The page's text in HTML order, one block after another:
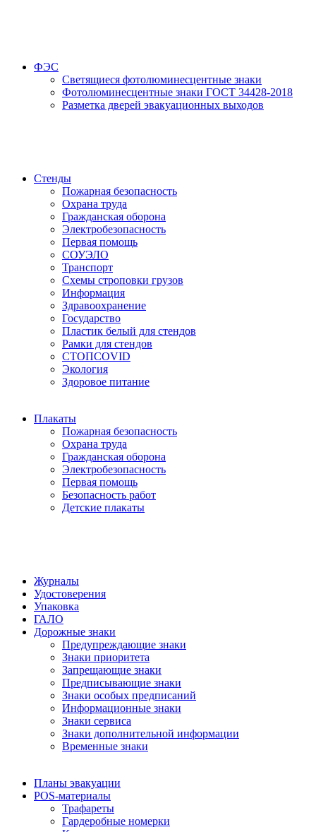
ФЭС
Светящиеся фотолюминесцентные знаки
Фотолюминесцентные знаки ГОСТ 34428-2018
Разметка дверей эвакуационных выходов
Стенды
Пожарная безопасность
Охрана труда
Гражданская оборона
Электробезопасность
Первая помощь
СОУЭЛО
Транспорт
Схемы строповки грузов
Информация
Здравоохранение
Государство
Пластик белый для стендов
Рамки для стендов
СТОПCOVID
Экология
Здоровое питание
Плакаты
Пожарная безопасность
Охрана труда
Гражданская оборона
Электробезопасность
Первая помощь
Безопасность работ
Детские плакаты
Журналы
Удостоверения
Упаковка
ГАЛО
Дорожные знаки
Предупреждающие знаки
Знаки приоритета
Запрещающие знаки
Предписывающие знаки
Знаки особых предписаний
Информационные знаки
Знаки сервиса
Знаки дополнительной информации
Временные знаки
Планы эвакуации
POS-материалы
Трафареты
Гардеробные номерки